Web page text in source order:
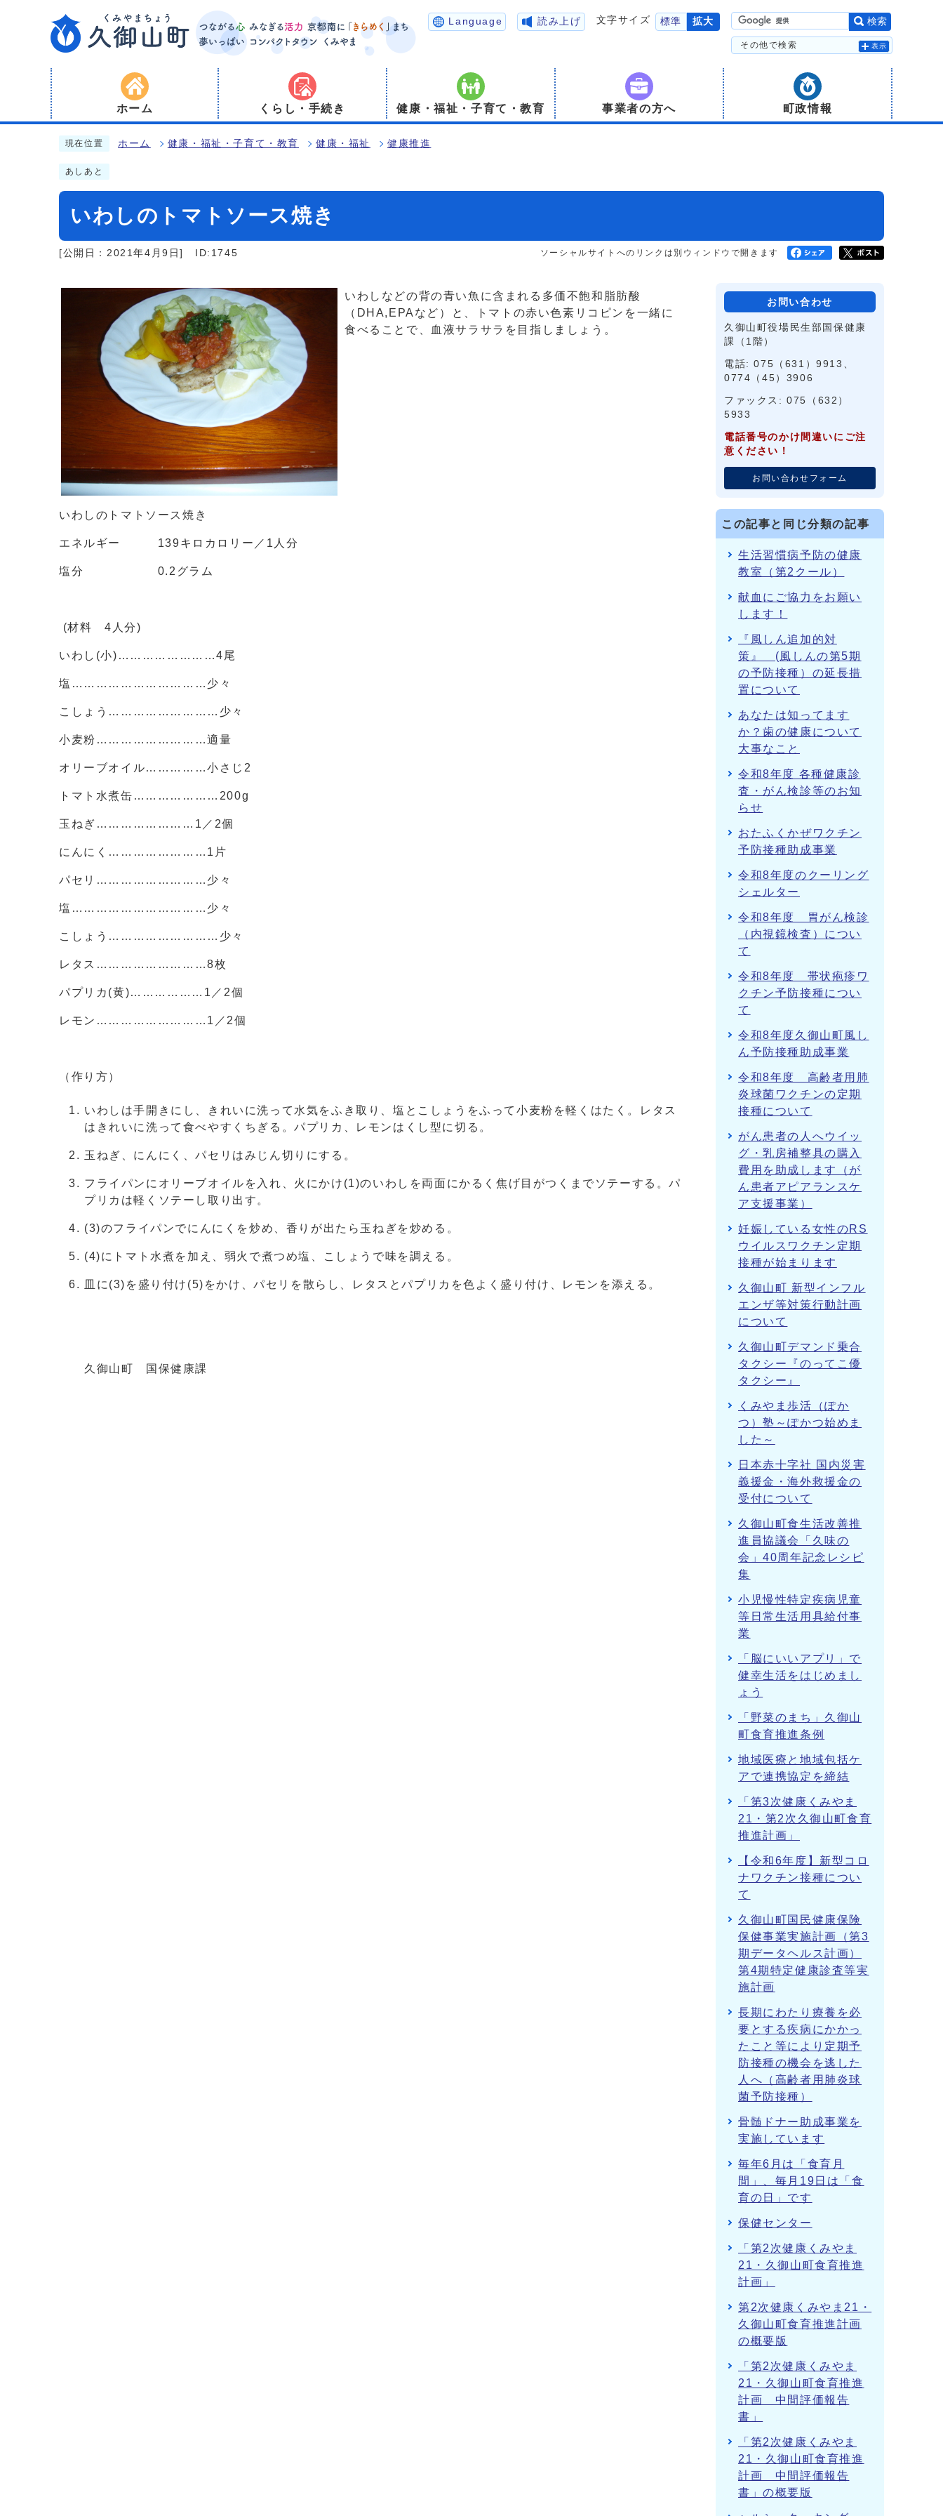
Language 読み上げ 文字サイズ 標準 拡大 検索
その他で検索 表示
ホーム くらし・手続き 健康・福祉・子育て・教育 事業者の方へ 町政情報
現在位置 ホーム 健康・福祉・子育て・教育 健康・福祉 健康推進
あしあと
いわしのトマトソース焼き
[公開日：2021年4月9日] ID:1745 ソーシャルサイトへのリンクは別ウィンドウで開きます
いわしなどの背の青い魚に含まれる多価不飽和脂肪酸
（DHA,EPAなど）と、トマトの赤い色素リコピンを一緒に
食べることで、血液サラサラを目指しましょう。
いわしのトマトソース焼き
エネルギー 139キロカロリー／1人分
塩分 0.2グラム
(材料 4人分)
いわし(小)……………………4尾
塩……………………………少々
こしょう………………………少々
小麦粉………………………適量
オリーブオイル……………小さじ2
トマト水煮缶…………………200g
玉ねぎ……………………1／2個
にんにく……………………1片
パセリ………………………少々
塩……………………………少々
こしょう………………………少々
レタス………………………8枚
パプリカ(黄)………………1／2個
レモン………………………1／2個
（作り方）
いわしは手開きにし、きれいに洗って水気をふき取り、塩とこしょうをふって小麦粉を軽くはたく。レタス
はきれいに洗って食べやすくちぎる。パプリカ、レモンはくし型に切る。
玉ねぎ、にんにく、パセリはみじん切りにする。
フライパンにオリーブオイルを入れ、火にかけ(1)のいわしを両面にかるく焦げ目がつくまでソテーする。パ
プリカは軽くソテーし取り出す。
(3)のフライパンでにんにくを炒め、香りが出たら玉ねぎを炒める。
(4)にトマト水煮を加え、弱火で煮つめ塩、こしょうで味を調える。
皿に(3)を盛り付け(5)をかけ、パセリを散らし、レタスとパプリカを色よく盛り付け、レモンを添える。
久御山町 国保健康課
お問い合わせ
久御山町役場民生部国保健康
課（1階）
電話: 075（631）9913、
0774（45）3906
ファックス: 075（632）
5933
電話番号のかけ間違いにご注
意ください！
お問い合わせフォーム
この記事と同じ分類の記事
生活習慣病予防の健康
教室（第2クール）
献血にご協力をお願い
します！
『風しん追加的対
策』 (風しんの第5期
の予防接種）の延長措
置について
あなたは知ってます
か？歯の健康について
大事なこと
令和8年度 各種健康診
査・がん検診等のお知
らせ
おたふくかぜワクチン
予防接種助成事業
令和8年度のクーリング
シェルター
令和8年度 胃がん検診
（内視鏡検査）につい
て
令和8年度 帯状疱疹ワ
クチン予防接種につい
て
令和8年度久御山町風し
ん予防接種助成事業
令和8年度 高齢者用肺
炎球菌ワクチンの定期
接種について
がん患者の人へウイッ
グ・乳房補整具の購入
費用を助成します（が
ん患者アピアランスケ
ア支援事業）
妊娠している女性のRS
ウイルスワクチン定期
接種が始まります
久御山町 新型インフル
エンザ等対策行動計画
について
久御山町デマンド乗合
タクシー『のってこ優
タクシー』
くみやま歩活（ぽか
つ）塾～ぽかつ始めま
した～
日本赤十字社 国内災害
義援金・海外救援金の
受付について
久御山町食生活改善推
進員協議会「久味の
会」40周年記念レシピ
集
小児慢性特定疾病児童
等日常生活用具給付事
業
「脳にいいアプリ」で
健幸生活をはじめまし
ょう
「野菜のまち」久御山
町食育推進条例
地域医療と地域包括ケ
アで連携協定を締結
「第3次健康くみやま
21・第2次久御山町食育
推進計画」
【令和6年度】新型コロ
ナワクチン接種につい
て
久御山町国民健康保険
保健事業実施計画（第3
期データヘルス計画）
第4期特定健康診査等実
施計画
長期にわたり療養を必
要とする疾病にかかっ
たこと等により定期予
防接種の機会を逃した
人へ（高齢者用肺炎球
菌予防接種）
骨髄ドナー助成事業を
実施しています
毎年6月は「食育月
間」、毎月19日は「食
育の日」です
保健センター
「第2次健康くみやま
21・久御山町食育推進
計画」
第2次健康くみやま21・
久御山町食育推進計画
の概要版
「第2次健康くみやま
21・久御山町食育推進
計画 中間評価報告
書」
「第2次健康くみやま
21・久御山町食育推進
計画 中間評価報告
書」の概要版